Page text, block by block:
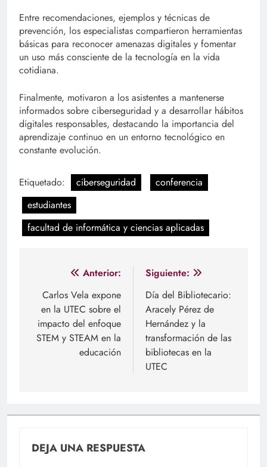
Entre recomendaciones, ejemplos y técnicas de
prevención, los especialistas compartieron herramientas
básicas para reconocer amenazas digitales y fomentar
un uso más consciente de la tecnología en la vida
cotidiana.
Finalmente, motivaron a los asistentes a mantenerse
informados sobre ciberseguridad y a desarrollar hábitos
digitales responsables, destacando la importancia del
aprendizaje continuo en un entorno tecnológico en
constante evolución.
Etiquetado: ciberseguridad
conferencia
estudiantes
facultad de informática y ciencias aplicadas
Navegación
de
entradas
Anterior:
Carlos Vela expone
en la UTEC sobre el
impacto del enfoque
STEM y STEAM en la
educación
Siguiente:
Día del Bibliotecario:
Aracely Pérez de
Hernández y la
transformación de las
bibliotecas en la
UTEC
DEJA UNA RESPUESTA